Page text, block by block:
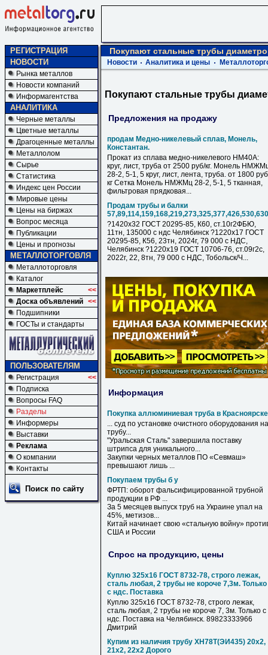
РЕГИСТРАЦИЯ
НОВОСТИ
Рынка металлов
Новости компаний
Информагентства
АНАЛИТИКА
Черные металлы
Цветные металлы
Драгоценные металлы
Металлолом
Сырье
Статистика
Индекс цен России
Мировые цены
Цены на биржах
Вопрос месяца
Публикации
Цены и прогнозы
МЕТАЛЛОТОРГОВЛЯ
Металлоторговля
Каталог
Маркетплейс
<<
Доска объявлений <<
Подшипники
ГОСТы и стандарты
ПОЛЬЗОВАТЕЛЯМ
Регистрация
<<
Подписка
Вопросы FAQ
Разделы
Информеры
Выставки
Реклама
О компании
Контакты
Поиск по сайту
Покупают стальные трубы
Новости Аналитика и цены
Покупают стальные трубы
Предложения на продажу
продам Медно-никелевый сплав, Монель,
Константан.
Прокат из сплава медно-никелевого НМ40А:
круг, лист, труба от 2500 руб/кг. Монель
28-2, 5-1, 5 круг, лист, лента, труба. от 1800
кг Сетка Монель НМЖМц 28-2, 5-1, 5 тканная,
фильтровая прядковая...
Продам трубы и балки
?1420х32 ГОСТ 20295-85, К60, ст.10г2ФБЮ,
11тн, 135000 с ндс Челябинск ?1220х17 ГОСТ
20295-85, К56, 23тн, 2024г, 79 000 с НДC,
Челябинск ?1220х19 ГОСТ 10706-76, ст.09г2с,
2022г, 22, 8тн, 79 000 с НДC, Тобольск/Ч...
Информация
Покупка аллюминиевая труба в Красноярске
... суд по установке очистного оборудования на
трубу...
"Уральская Сталь" завершила поставку
штрипса для уникального...
Закупки черных металлов ПО «Севмаш»
превышают лишь ...
Покупаем трубы б у
ФРТП: оборот фальсифицированной трубной
продукции в РФ ...
За 5 месяцев выпуск труб на Украине упал на
45%, метизов...
Китай начинает свою «стальную войну»
США и России
Спрос на продукцию, цены
Куплю 325х16 ГОСТ 8732-78, строго лежак,
сталь любая, 2 трубы не короче 7,3м. Только
с ндс. Поставка
Куплю 325х16 ГОСТ 8732-78, строго лежак,
сталь любая, 2 трубы не короче 7, 3м. Только с
ндс. Поставка на Челябинск. 89823333966
Дмитрий
Купим из наличия трубу ХН78Т(ЭИ435) 20х2,
21х2, 22х2 Дорого